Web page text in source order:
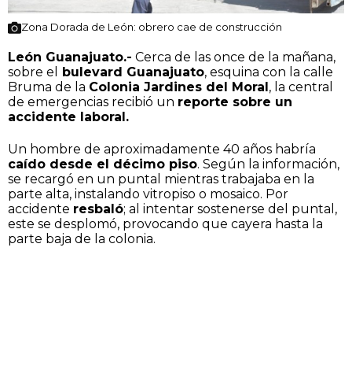
Zona Dorada de León: obrero cae de construcción
León Guanajuato.- Cerca de las once de la mañana,
sobre el
bulevard Guanajuato, esquina con la calle
Bruma de la Colonia Jardines del Moral, la central
de emergencias recibió un reporte sobre un
accidente laboral.
Un hombre de aproximadamente 40 años habría
caído desde el décimo piso. Según la información,
se recargó en un puntal mientras trabajaba en la
parte alta, instalando vitropiso o mosaico. Por
accidente resbaló; al intentar sostenerse del puntal,
este se desplomó, provocando que cayera hasta la
parte baja de la colonia.